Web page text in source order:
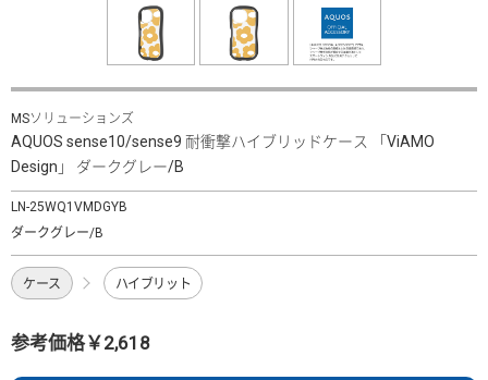
MSソリューションズ
AQUOS sense10/sense9 耐衝撃ハイブリッドケース 「ViAMO
Design」 ダークグレー/B
LN-25WQ1VMDGYB
ダークグレー/B
ケース ハイブリット
参考価格￥2,618